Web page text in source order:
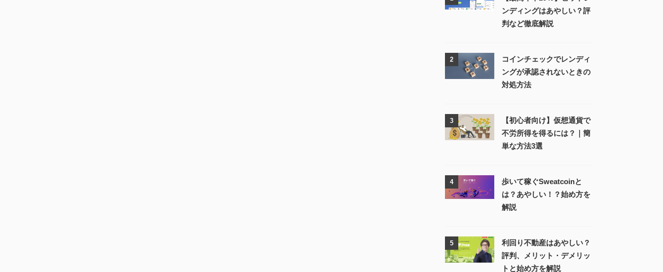
ンディングはあやしい？評
判など徹底解説
2
コインチェックでレンディ
ングが承認されないときの
対処方法
3
【初心者向け】仮想通貨で
不労所得を得るには？｜簡
単な方法3選
4
歩いて稼ぐSweatcoinと
は？あやしい！？始め方を
解説
5
利回り不動産はあやしい？
評判、メリット・デメリッ
トと始め方を解説